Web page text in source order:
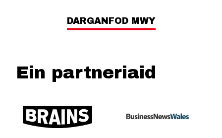
DARGANFOD MWY
Ein partneriaid